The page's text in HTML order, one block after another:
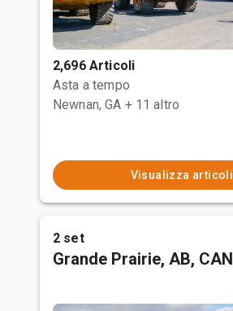
2,696 Articoli
Asta a tempo
Newnan, GA + 11 altro
Visualizza articoli
2 set
Grande Prairie, AB, CAN